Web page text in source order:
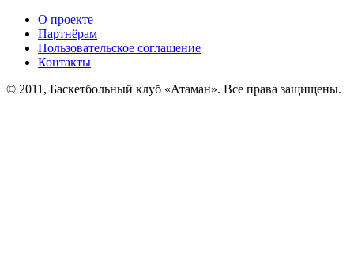
О проекте
Партнёрам
Пользовательское соглашение
Контакты
© 2011, Баскетбольный клуб «Атаман». Все права защищены.